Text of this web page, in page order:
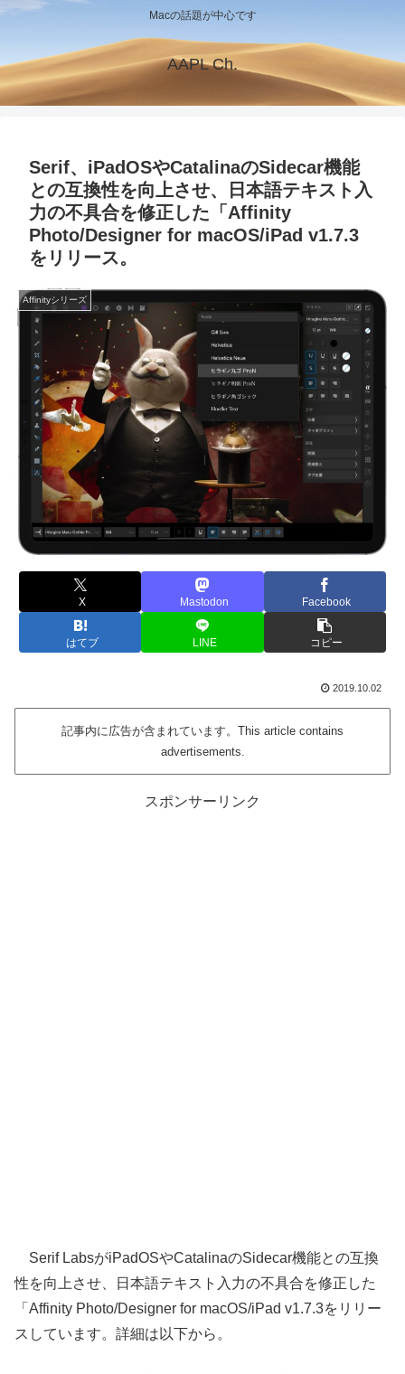
Macの話題が中心です
AAPL Ch.
Serif、iPadOSやCatalinaのSidecar機能
との互換性を向上させ、日本語テキスト入
力の不具合を修正した「Affinity
Photo/Designer for macOS/iPad v1.7.3
をリリース。
Affinityシリーズ
X Mastodon Facebook
はてブ LINE コピー
2019.10.02
記事内に広告が含まれています。This article contains
advertisements.
スポンサーリンク
Serif LabsがiPadOSやCatalinaのSidecar機能との互換
性を向上させ、日本語テキスト入力の不具合を修正した
「Affinity Photo/Designer for macOS/iPad v1.7.3をリリー
スしています。詳細は以下から。